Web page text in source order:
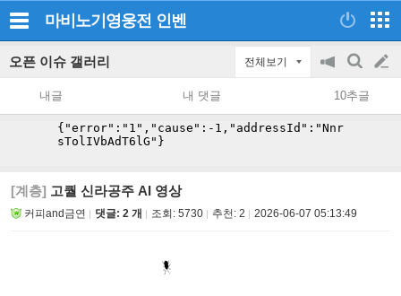
마비노기영웅전 인벤
오픈 이슈 갤러리 전체보기
공
지
on/off
검
색
글
쓰
내글 내 댓글 10추글
[계층] 고퀄 신라공주 AI 영상
커피and금연 댓글: 2 개 조회: 5730 추천: 2 2026-06-07 05:13:49